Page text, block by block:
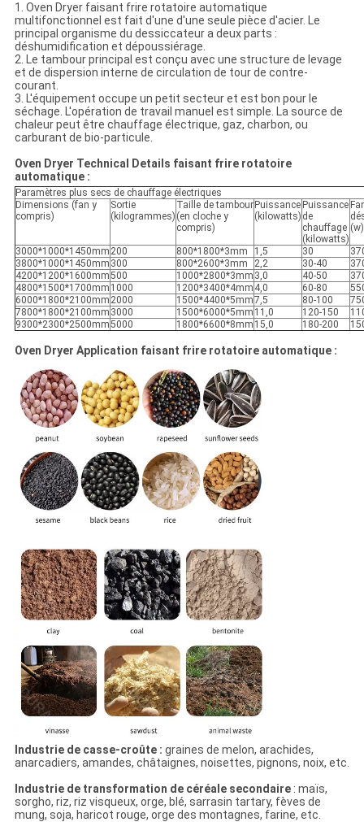
1. Oven Dryer faisant frire rotatoire automatique
multifonctionnel est fait d'une d'une seule pièce d'acier. Le
principal organisme du dessiccateur a deux parts :
déshumidification et dépoussiérage.
2. Le tambour principal est conçu avec une structure de levage
et de dispersion interne de circulation de tour de contre-
courant.
3. L'équipement occupe un petit secteur et est bon pour le
séchage. L'opération de travail manuel est simple. La source de
chaleur peut être chauffage électrique, gaz, charbon, ou
carburant de bio-particule.
Oven Dryer Technical Details faisant frire rotatoire
automatique :
Paramètres plus secs de chauffage électriques
Dimensions (fan y
compris)
Sortie
(kilogrammes)
Taille de tambour
(en cloche y
compris)
Puissance
(kilowatts)
Puissance
de
chauffage
(kilowatts)
(w)
3000*1000*1450mm 200 800*1800*3mm 1,5 30
3800*1000*1450mm 300 800*2600*3mm 2,2 30-40
4200*1200*1600mm500 1000*2800*3mm 3,0 40-50
4800*1500*1700mm 1000 1200*3400*4mm 4,0 60-80
6000*1800*2100mm 2000 1500*4400*5mm7,5 80-100
7800*1800*2100mm 3000 1500*6000*5mm 11,0 120-150
9300*2300*2500mm5000 1800*6600*8mm 15,0 180-200
Oven Dryer Application faisant frire rotatoire automatique :
Industrie de casse-croûte : graines de melon, arachides,
anarcadiers, amandes, châtaignes, noisettes, pignons, noix, etc.
Industrie de transformation de céréale secondaire: maïs,
sorgho, riz, riz visqueux, orge, blé, sarrasin tartary, fèves de
mung, soja, haricot rouge, orge des montagnes, farine, etc.